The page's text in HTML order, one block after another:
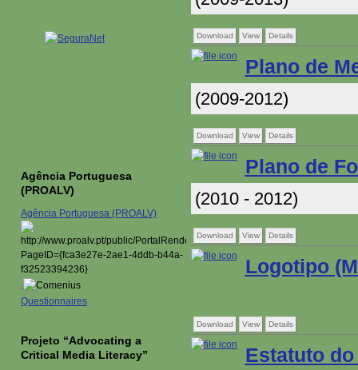
Download View Details
Plano de
(2009-2012)
Download View Details
Plano de
(2010 - 2012)
Download View Details
Logotipo
Download View Details
Estatuto do
Agência Portuguesa
(PROALV)
Agência Portuguesa (PROALV)
.
Questionnaires
Projeto “Advocating a
Critical Media Literacy”